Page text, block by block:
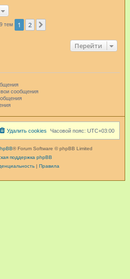
тем 1 2
Перейти
сообщения
Часовой пояс: UTC+03:00
Удалить cookies
® Forum Software © phpBB Limited
поддержка phpBB
| Правила